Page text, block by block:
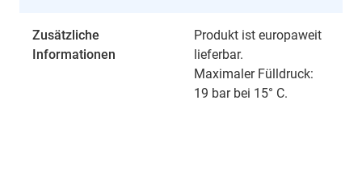
Zusätzliche
Informationen
Produkt ist europaweit
lieferbar.
Maximaler Fülldruck:
19 bar bei 15° C.